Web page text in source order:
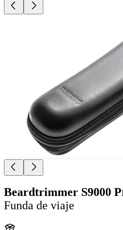
Beardtrimmer S9000
Funda de viaje